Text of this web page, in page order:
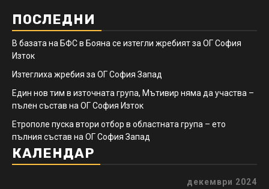
ПОСЛЕДНИ
В базата на БФС в Бояна се изтегли жребият за ОГ София
Изток
Изтеглиха жребия за ОГ София Запад
Един нов тим в източната група, Мътивир няма да участва –
пълен състав на ОГ София Изток
Етрополе пуска втори отбор в областната група – ето
пълния състав на ОГ София Запад
КАЛЕНДАР
декември 2024